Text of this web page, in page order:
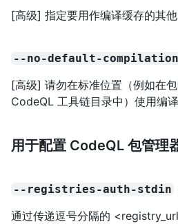
[高级] 指定要用作编译缓存的其他
--no-default-
[高级] 请勿在标准位置（例如在
CodeQL 工具链目录中）使用编译
用于配置 CodeQL 包管理
--registries-auth-stdin
通过传递逗号分隔的